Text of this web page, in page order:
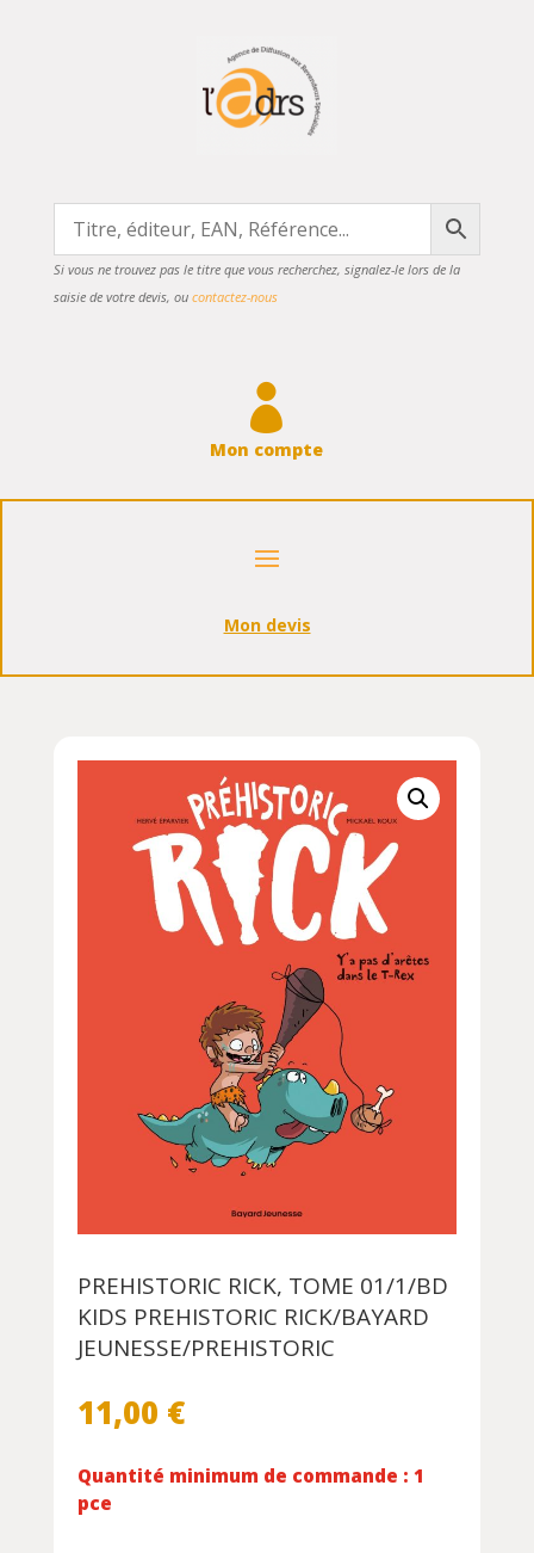
Si vous ne trouvez pas le titre que vous recherchez, signalez-le lors de la
saisie de votre devis, ou contactez-nous

Mon compte
Mon devis
PREHISTORIC RICK, TOME 01/1/BD
KIDS PREHISTORIC RICK/BAYARD
JEUNESSE/PREHISTORIC
11,00 €
Quantité minimum de commande : 1
pce